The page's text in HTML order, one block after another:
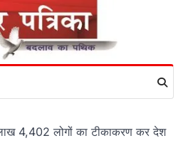
4,402 लोगों का टीकाकरण कर देश